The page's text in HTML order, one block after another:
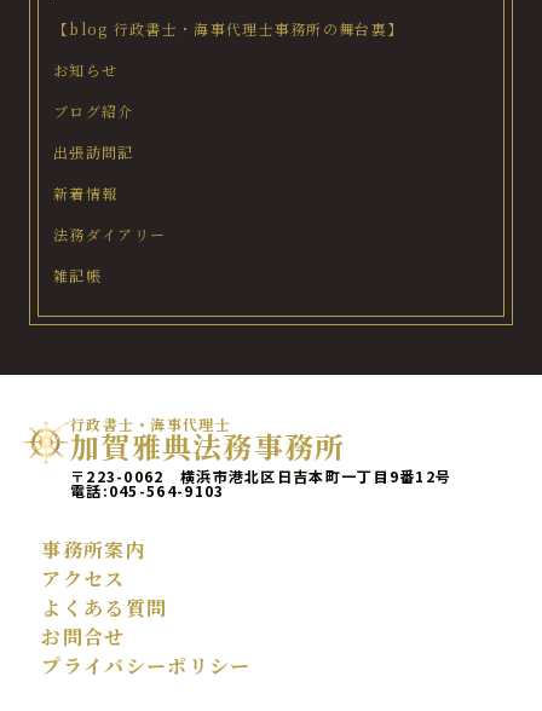
【blog 行政書士・海事代理士事務所の舞台裏】
お知らせ
ブログ紹介
出張訪問記
新着情報
法務ダイアリー
雑記帳
行政書士・海事代理士
加賀雅典法務事務所
〒223-0062 横浜市港北区日吉本町一丁目9番12号
電話:045-564-9103
事務所案内
アクセス
よくある質問
お問合せ
プライバシーポリシー